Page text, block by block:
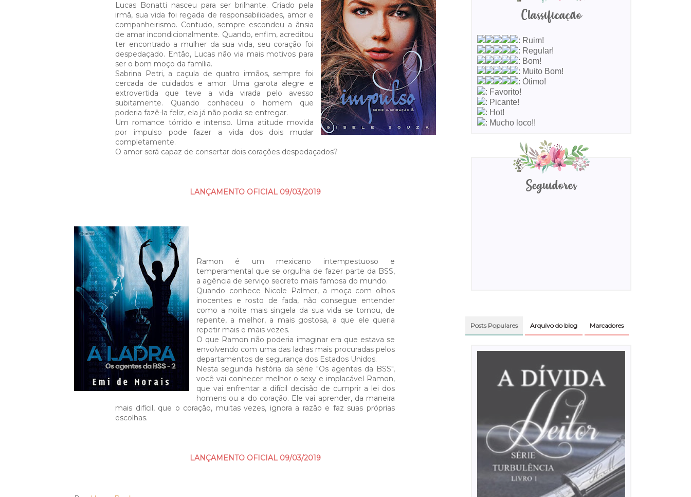
Lucas Bonatti nasceu para ser brilhante. Criado pela
irmã, sua vida foi regada de responsabilidades, amor e
companheirismo. Contudo, sempre escondeu a ânsia
de amar incondicionalmente. Quando, enfim, acreditou
ter encontrado a mulher da sua vida, seu coração foi
despedaçado. Então, Lucas não via mais motivos para
ser o bom moço da família.
Sabrina Petri, a caçula de quatro irmãos, sempre foi
cercada de cuidados e amor. Uma garota alegre e
extrovertida que teve a vida virada pelo avesso
subitamente. Quando conheceu o homem que
poderia fazê-la feliz, ela já não podia se entregar.
Um romance tórrido e intenso. Uma atitude movida
por impulso pode fazer a vida dos dois mudar
completamente.
O amor será capaz de consertar dois corações despedaçados?
LANÇAMENTO OFICIAL 09/03/2019
Ramon é um mexicano intempestuoso e
temperamental que se orgulha de fazer parte da BSS,
a agência de serviço secreto mais famosa do mundo.
Quando conhece Nicole Palmer, a moça com olhos
inocentes e rosto de fada, não consegue entender
como a noite mais singela da sua vida se tornou, de
repente, a melhor, a mais gostosa, a que ele queria
repetir mais e mais vezes.
O que Ramon não poderia imaginar era que estava se
envolvendo com uma das ladras mais procuradas pelos
departamentos de segurança dos Estados Unidos.
Nesta segunda história da série "Os agentes da BSS",
você vai conhecer melhor o sexy e implacável Ramon,
que vai enfrentar a difícil decisão de cumprir a lei dos
homens ou a do coração. Ele vai aprender, da maneira
mais difícil, que o coração, muitas vezes, ignora a razão e faz suas próprias
escolhas.
LANÇAMENTO OFICIAL 09/03/2019
Classificação
: Ruim!
: Regular!
: Bom!
: Muito Bom!
: Ótimo!
: Favorito!
: Picante!
: Hot!
: Mucho loco!!
Seguidores
Posts Populares Arquivo do blog Marcadores